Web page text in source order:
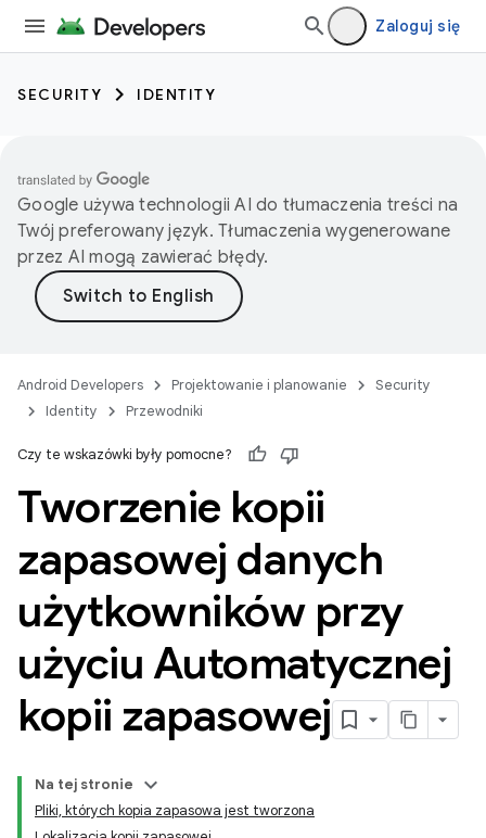
Zaloguj się
SECURITY IDENTITY
Google używa technologii AI do tłumaczenia treści na
Twój preferowany język. Tłumaczenia wygenerowane
przez AI mogą zawierać błędy.
Android Developers Projektowanie i planowanie
Security
Identity
Przewodniki
Czy te wskazówki były pomocne?
Tworzenie kopii
zapasowej danych
użytkowników przy
użyciu Automatycznej
kopii zapasowej
Na tej stronie
Pliki, których kopia zapasowa jest tworzona